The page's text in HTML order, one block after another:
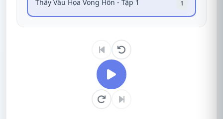
Thầy Vẩu Họa Vong Hồn - Tập 1 1